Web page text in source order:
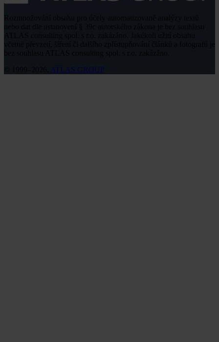
včetně převzetí, šíření či dalšího zpřístupňování článků a fotografií je
ATLAS GROUP